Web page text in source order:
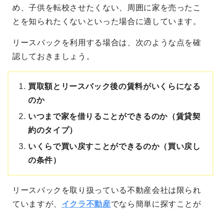
め、子供を転校させたくない、周囲に家を売ったこ
とを知られたくないといった場合に適しています。
リースバックを利用する場合は、次のような点を確
認しておきましょう。
買取額とリースバック後の賃料がいくらになる
のか
いつまで家を借りることができるのか（賃貸契
約のタイプ）
いくらで買い戻すことができるのか（買い戻し
の条件）
リースバックを取り扱っている不動産会社は限られ
ていますが、 イクラ不動産でなら簡単に探すことが